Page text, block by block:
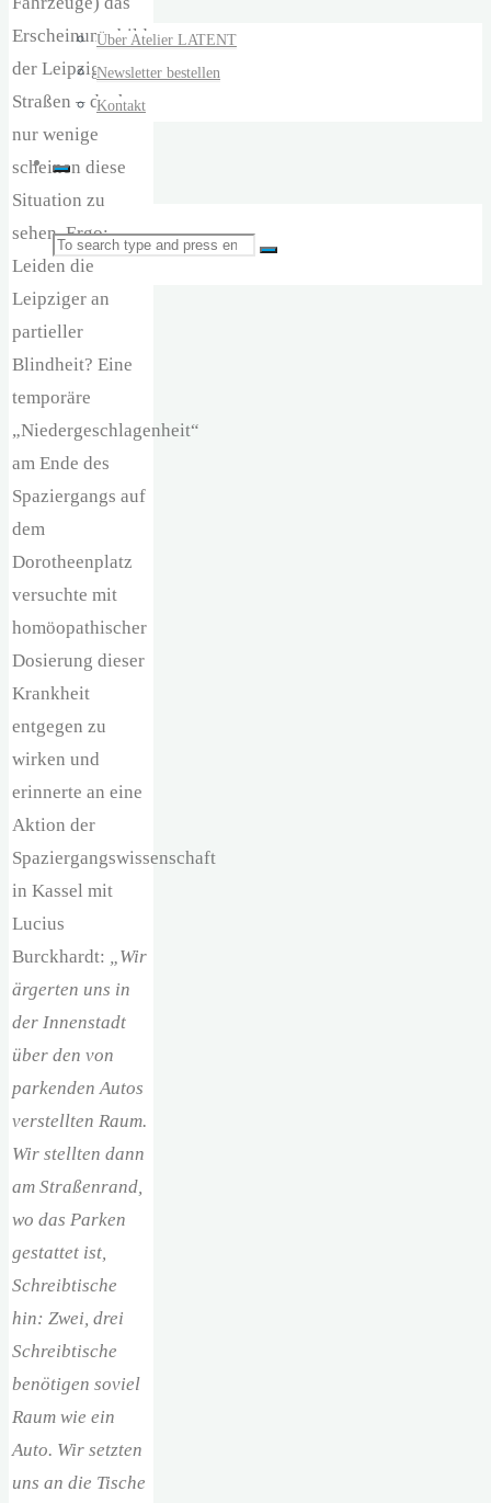
Über Atelier LATENT
Newsletter bestellen
Kontakt
Search
for:
Search
Erscheinungsbild
der Leipziger
Straßen – doch
nur wenige
scheinen diese
Situation zu
sehen. Ergo:
Leiden die
Leipziger an
partieller
Blindheit? Eine
temporäre
„Niedergeschlagenheit“
am Ende des
Spaziergangs auf
dem
Dorotheenplatz
versuchte mit
homöopathischer
Dosierung dieser
Krankheit
entgegen zu
wirken und
erinnerte an eine
Aktion der
Spaziergangswissenschaft
in Kassel mit
Lucius
Burckhardt:
„Wir
ärgerten uns in
der Innenstadt
über den von
parkenden Autos
verstellten Raum.
Wir stellten dann
am Straßenrand,
wo das Parken
gestattet ist,
Schreibtische
hin: Zwei, drei
Schreibtische
benötigen soviel
Raum wie ein
Auto. Wir setzten
uns an die Tische